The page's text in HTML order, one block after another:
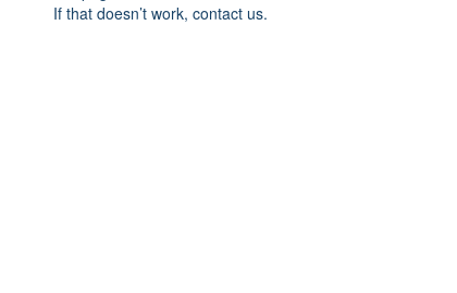
If that doesn’t work, contact us.